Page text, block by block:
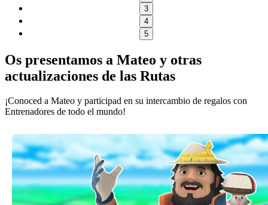
3
4
5
Os presentamos a Mateo y otras
actualizaciones de las Rutas
¡Conoced a Mateo y participad en su intercambio de regalos con
Entrenadores de todo el mundo!